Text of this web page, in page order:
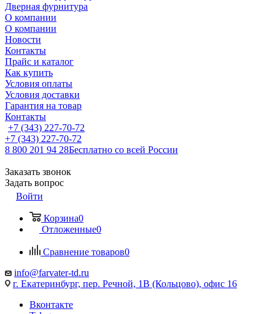
Дверная фурнитура
О компании
О компании
Новости
Контакты
Прайс и каталог
Как купить
Условия оплаты
Условия доставки
Гарантия на товар
Контакты
+7 (343) 227-70-72
+7 (343) 227-70-72
8 800 201 94 28Бесплатно со всей России
Заказать звонок
Задать вопрос
Войти
Корзина0
Отложенные0
Сравнение товаров0
info@farvater-td.ru
г. Екатеринбург, пер. Речной, 1В (Кольцово), офис 16
Вконтакте